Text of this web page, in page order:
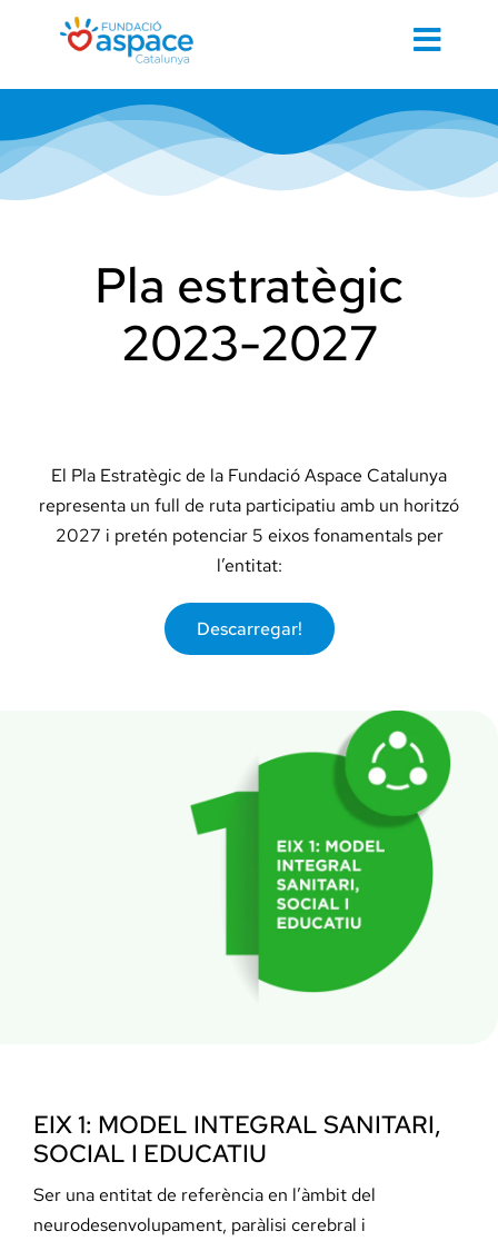
Cerca
…
Àmbit
Àmbit
Àmbit
Pla estratègic
2023-2027
El Pla Estratègic de la Fundació Aspace Catalunya
representa un full de ruta participatiu amb un horitzó
2027 i pretén potenciar 5 eixos fonamentals per
l’entitat:
Descarregar!
EIX 1: MODEL INTEGRAL SANITARI,
SOCIAL I EDUCATIU
Ser una entitat de referència en l’àmbit del
neurodesenvolupament, paràlisi cerebral i